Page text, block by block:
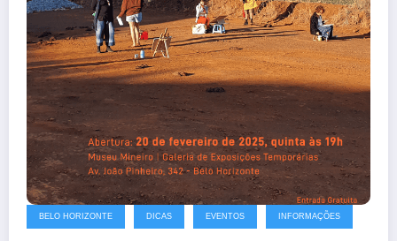
BELO HORIZONTE DICAS EVENTOS INFORMAÇÕES